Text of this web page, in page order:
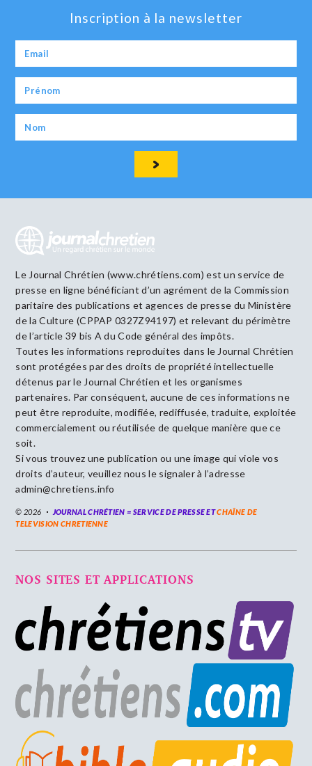
Inscription à la newsletter
Le Journal Chrétien (www.chrétiens.com) est un service de
presse en ligne bénéficiant d’un agrément de la Commission
paritaire des publications et agences de presse du Ministère
de la Culture (CPPAP 0327Z94197) et relevant du périmètre
de l’article 39 bis A du Code général des impôts.
Toutes les informations reproduites dans le Journal Chrétien
sont protégées par des droits de propriété intellectuelle
détenus par le Journal Chrétien et les organismes
partenaires. Par conséquent, aucune de ces informations ne
peut être reproduite, modifiée, rediffusée, traduite, exploitée
commercialement ou réutilisée de quelque manière que ce
soit.
Si vous trouvez une publication ou une image qui viole vos
droits d’auteur, veuillez nous le signaler à l’adresse
admin@chretiens.info
© 2026 JOURNAL CHRÉTIEN = SERVICE DE PRESSE ETCHAÎNE DE
TELEVISION CHRETIENNE
NOS SITES ET APPLICATIONS